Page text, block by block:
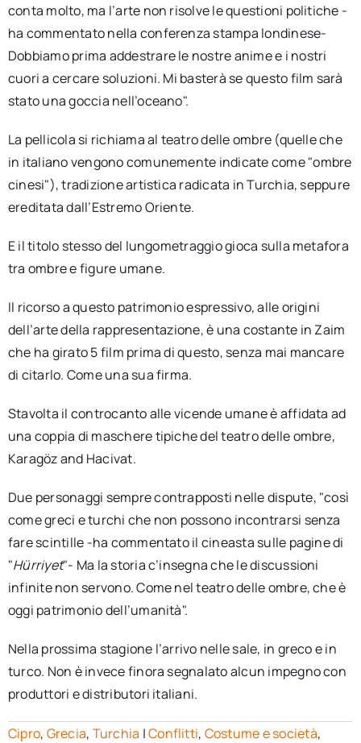
conta molto, ma l’arte non risolve le questioni politiche -
ha commentato nella conferenza stampa londinese-
Dobbiamo prima addestrare le nostre anime e i nostri
cuori a cercare soluzioni. Mi basterà se questo film sarà
stato una goccia nell’oceano".
La pellicola si richiama al teatro delle ombre (quelle che
in italiano vengono comunemente indicate come "ombre
cinesi"), tradizione artistica radicata in Turchia, seppure
ereditata dall’Estremo Oriente.
E il titolo stesso del lungometraggio gioca sulla metafora
tra ombre e figure umane.
Il ricorso a questo patrimonio espressivo, alle origini
dell’arte della rappresentazione, è una costante in Zaim
che ha girato 5 film prima di questo, senza mai mancare
di citarlo. Come una sua firma.
Stavolta il controcanto alle vicende umane è affidata ad
una coppia di maschere tipiche del teatro delle ombre,
Karagöz and Hacivat.
Due personaggi sempre contrapposti nelle dispute, "così
come greci e turchi che non possono incontrarsi senza
fare scintille -ha commentato il cineasta sulle pagine di
"Hürriyet"- Ma la storia c’insegna che le discussioni
infinite non servono. Come nel teatro delle ombre, che è
oggi patrimonio dell’umanità".
Nella prossima stagione l’arrivo nelle sale, in greco e in
turco. Non è invece finora segnalato alcun impegno con
produttori e distributori italiani.
Cipro, Grecia, Turchia |Conflitti, Costume e società,